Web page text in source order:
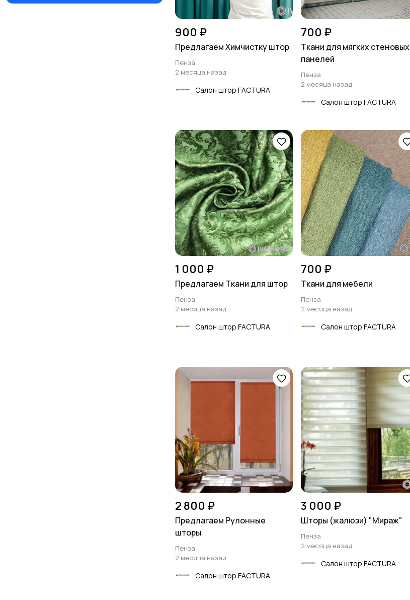
900 ₽
Предлагаем Химчистку штор
Пенза
2 месяца назад
Салон штор FACTURA
700 ₽
Ткани для мягких стеновых
панелей
Пенза
2 месяца назад
Салон штор FACTURA
1 000 ₽
Предлагаем Ткани для штор
Пенза
2 месяца назад
Салон штор FACTURA
700 ₽
Ткани для мебели
Пенза
2 месяца назад
Салон штор FACTURA
2 800 ₽
Предлагаем Рулонные
шторы
Пенза
2 месяца назад
Салон штор FACTURA
3 000 ₽
Шторы (жалюзи) "Мираж"
Пенза
2 месяца назад
Салон штор FACTURA